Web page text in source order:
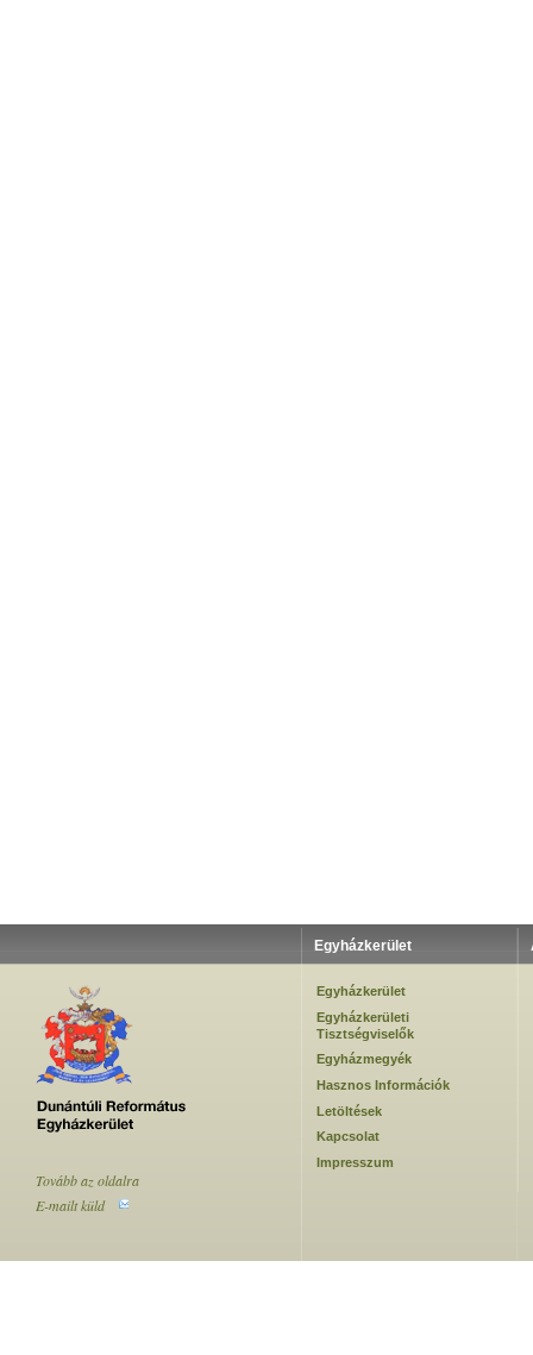
Egyházkerület
Egyházkerület
Egyházkerületi
Tisztségviselők
Egyházmegyék
Hasznos Információk
Letöltések
Kapcsolat
Impresszum
Tovább az oldalra
E-mailt küld